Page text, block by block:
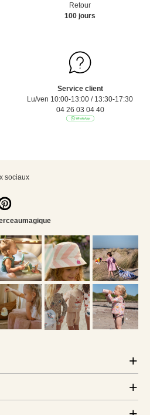
Retour
100 jours
Service client
Lu/ven 10:00-13:00 / 13:30-17:30
04 26 03 04 40
sociaux